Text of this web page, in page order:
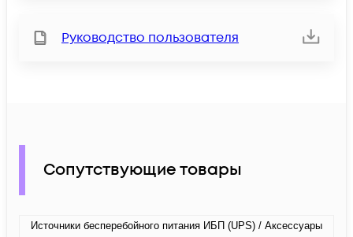
Руководство пользователя
Сопутствующие товары
Источники бесперебойного питания ИБП (UPS) / Аксессуары